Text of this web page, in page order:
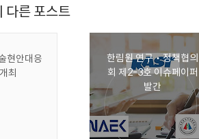
다른 포스트
현안대응
최
한림원 연구‧정책협의
회 제2-3호 이슈페이퍼
발간